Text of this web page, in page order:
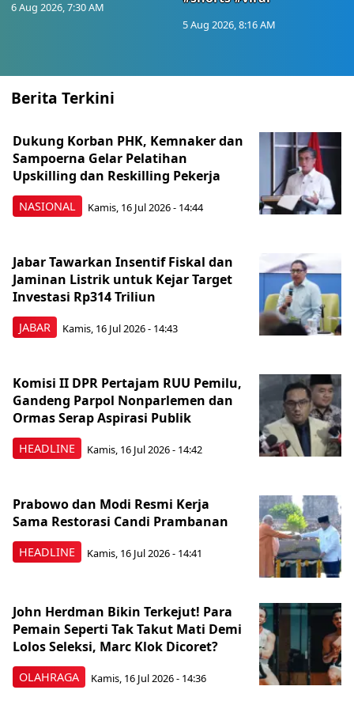
6 Aug 2026, 7:30 AM
5 Aug 2026, 8:16 AM
Berita Terkini
NASIONAL
Dukung Korban PHK, Kemnaker dan
Sampoerna Gelar Pelatihan
Upskilling dan Reskilling Pekerja
Kamis, 16 Jul 2026 - 14:44
JABAR
Jabar Tawarkan Insentif Fiskal dan
Jaminan Listrik untuk Kejar Target
Investasi Rp314 Triliun
Kamis, 16 Jul 2026 - 14:43
HEADLINE
Komisi II DPR Pertajam RUU Pemilu,
Gandeng Parpol Nonparlemen dan
Ormas Serap Aspirasi Publik
Kamis, 16 Jul 2026 - 14:42
HEADLINE
Prabowo dan Modi Resmi Kerja
Sama Restorasi Candi Prambanan
Kamis, 16 Jul 2026 - 14:41
OLAHRAGA
John Herdman Bikin Terkejut! Para
Pemain Seperti Tak Takut Mati Demi
Lolos Seleksi, Marc Klok Dicoret?
Kamis, 16 Jul 2026 - 14:36